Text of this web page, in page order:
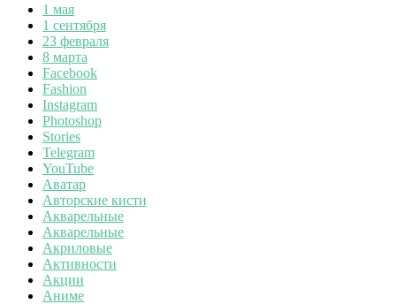
1 мая
1 сентября
23 февраля
8 марта
Facebook
Fashion
Instagram
Photoshop
Stories
Telegram
YouTube
Аватар
Авторские кисти
Акварельные
Акварельные
Акриловые
Активности
Акции
Аниме